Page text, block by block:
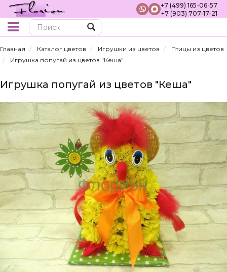
+7 (499) 165-06-57
+7 (903) 707-17-21
Главная Каталог цветов Игрушки из цветов
Птицы из цветов
Игрушка попугай из цветов "Кеша"
Игрушка попугай из цветов "Кеша"